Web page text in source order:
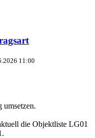
11:00
die Objektliste LG01